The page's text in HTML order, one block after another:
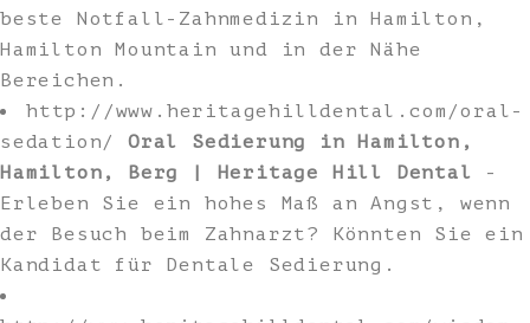
beste Notfall-Zahnmedizin in Hamilton,
Hamilton Mountain und in der Nähe
Bereichen.
http://www.heritagehilldental.com/oral-
sedation/Oral Sedierung in Hamilton,
Hamilton, Berg | Heritage Hill Dental -
Erleben Sie ein hohes Maß an Angst, wenn
der Besuch beim Zahnarzt? Könnten Sie ein
Kandidat für Dentale Sedierung.